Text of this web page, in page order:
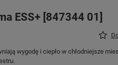
ESS+ [847344 01]
wygodę i ciepło w chłodniejsze